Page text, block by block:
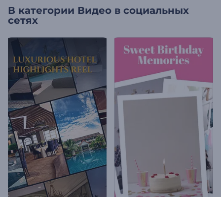
В категории Видео в социальных
сетях